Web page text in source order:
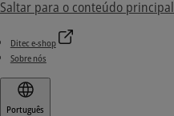
Saltar para o conteúdo principal
Ditec e-shop
Sobre nós
Português